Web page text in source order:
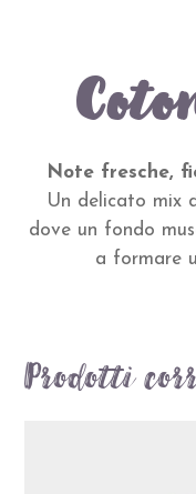
Note fresche,
Un delicato mix
dove un fondo
a formare
Prodotti